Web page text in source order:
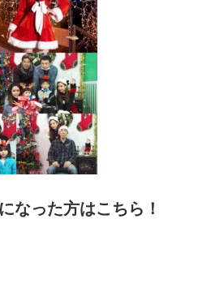
なった方はこちら！